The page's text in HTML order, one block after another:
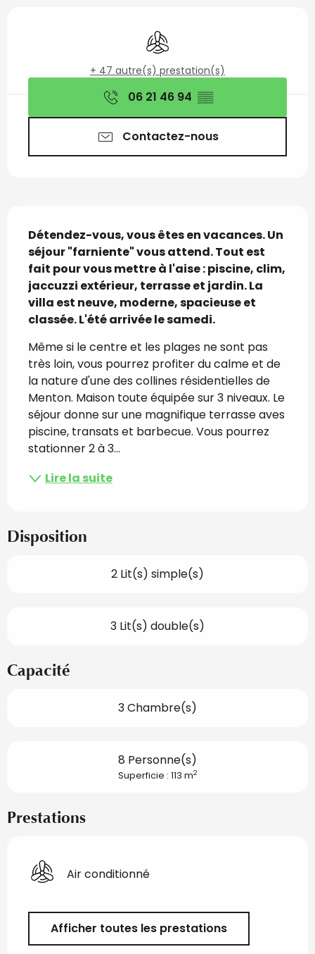
Ouverture et
Air conditionné
+ 47 autre(s) prestation(s)
06 21 46 94 ▒▒
Contactez-nous
Description
Détendez-vous, vous êtes en vacances. Un
séjour "farniente" vous attend. Tout est
fait pour vous mettre à l'aise : piscine, clim,
jaccuzzi extérieur, terrasse et jardin. La
villa est neuve, moderne, spacieuse et
classée. L'été arrivée le samedi.
Même si le centre et les plages ne sont pas
très loin, vous pourrez profiter du calme et de
la nature d'une des collines résidentielles de
Menton. Maison toute équipée sur 3 niveaux. Le
séjour donne sur une magnifique terrasse aves
piscine, transats et barbecue. Vous pourrez
stationner 2 à 3...
Lire la suite
Disposition
2 Lit(s) simple(s)
3 Lit(s) double(s)
Capacité
3 Chambre(s)
8 Personne(s)
Superficie : 113 m2
Prestations
Air conditionné
Afficher toutes les prestations